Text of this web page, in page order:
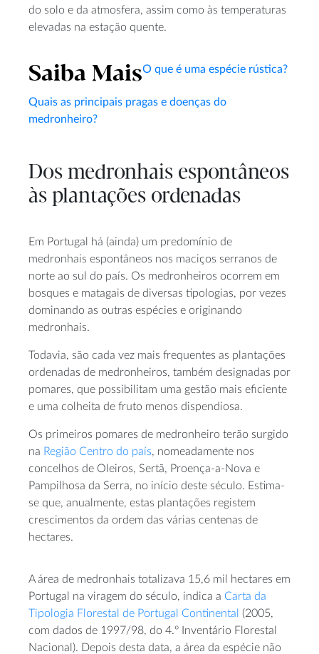
do solo e da atmosfera, assim como às temperaturas
elevadas na estação quente.
Saiba MaisO que é uma espécie rústica?
Quais as principais pragas e doenças do
medronheiro?
Dos medronhais espontâneos
às plantações ordenadas
Em Portugal há (ainda) um predomínio de
medronhais espontâneos nos maciços serranos de
norte ao sul do país. Os medronheiros ocorrem em
bosques e matagais de diversas tipologias, por vezes
dominando as outras espécies e originando
medronhais.
Todavia, são cada vez mais frequentes as plantações
ordenadas de medronheiros, também designadas por
pomares, que possibilitam uma gestão mais eficiente
e uma colheita de fruto menos dispendiosa.
Os primeiros pomares de medronheiro terão surgido
na Região Centro do país, nomeadamente nos
concelhos de Oleiros, Sertã, Proença-a-Nova e
Pampilhosa da Serra, no início deste século. Estima-
se que, anualmente, estas plantações registem
crescimentos da ordem das várias centenas de
hectares.
A área de medronhais totalizava 15,6 mil hectares em
Portugal na viragem do século, indica a Carta da
Tipologia Florestal de Portugal Continental (2005,
com dados de 1997/98, do 4.º Inventário Florestal
Nacional). Depois desta data, a área da espécie não